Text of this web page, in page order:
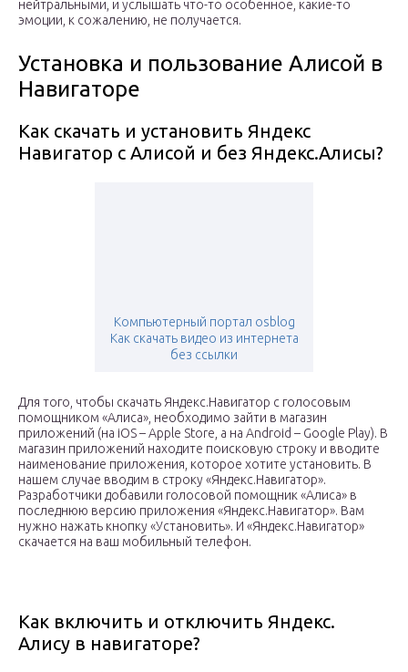
нейтральными, и услышать что-то особенное, какие-то
эмоции, к сожалению, не получается.
Установка и пользование Алисой в
Навигаторе
Как скачать и установить Яндекс
Навигатор с Алисой и без Яндекс.Алисы?
Компьютерный портал osblog
Как скачать видео из интернета
без ссылки
Для того, чтобы скачать Яндекс.Навигатор с голосовым
помощником «Алиса», необходимо зайти в магазин
приложений (на iOS – Apple Store, а на Android – Google Play). В
магазин приложений находите поисковую строку и вводите
наименование приложения, которое хотите установить. В
нашем случае вводим в строку «Яндекс.Навигатор».
Разработчики добавили голосовой помощник «Алиса» в
последнюю версию приложения «Яндекс.Навигатор». Вам
нужно нажать кнопку «Установить». И «Яндекс.Навигатор»
скачается на ваш мобильный телефон.
Как включить и отключить Яндекс.
Алису в навигаторе?